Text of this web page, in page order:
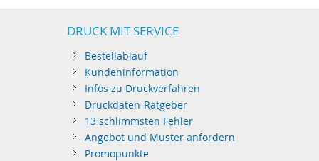
DRUCK MIT SERVICE
Bestellablauf
Kundeninformation
Infos zu Druckverfahren
Druckdaten-Ratgeber
13 schlimmsten Fehler
Angebot und Muster anfordern
Promopunkte